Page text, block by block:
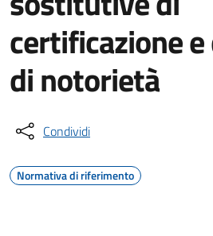
certificazione
di notorietà
Condividi
Normativa di riferimento